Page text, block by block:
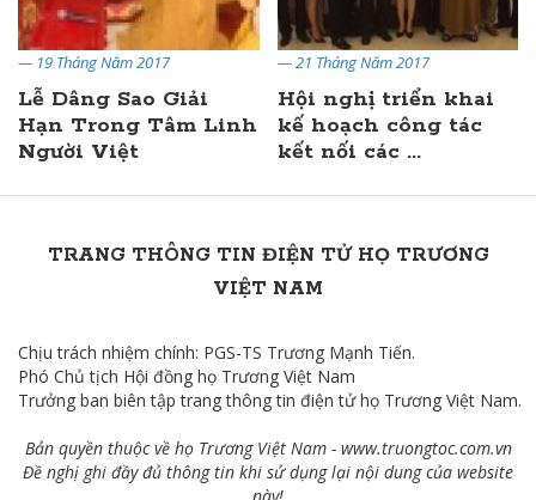
— 19 Tháng Năm 2017
Lễ Dâng Sao Giải
Hạn Trong Tâm Linh
Người Việt
— 21 Tháng Năm 2017
Hội nghị triển khai
kế hoạch công tác
kết nối các ...
TRANG THÔNG TIN ĐIỆN TỬ HỌ TRƯƠNG
VIỆT NAM
Chịu trách nhiệm chính: PGS-TS Trương Mạnh Tiến.
Phó Chủ tịch Hội đồng họ Trương Việt Nam
Trưởng ban biên tập trang thông tin điện tử họ Trương Việt Nam.
Bản quyền thuộc về họ Trương Việt Nam - www.truongtoc.com.vn
Đề nghị ghi đầy đủ thông tin khi sử dụng lại nội dung của website